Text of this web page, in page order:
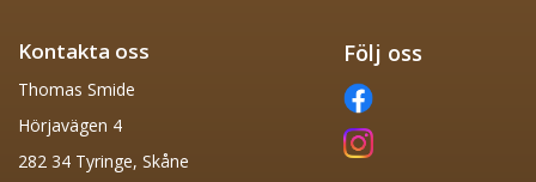
Kontakta oss
Thomas Smide
Hörjavägen 4
282 34 Tyringe, Skåne
Följ oss